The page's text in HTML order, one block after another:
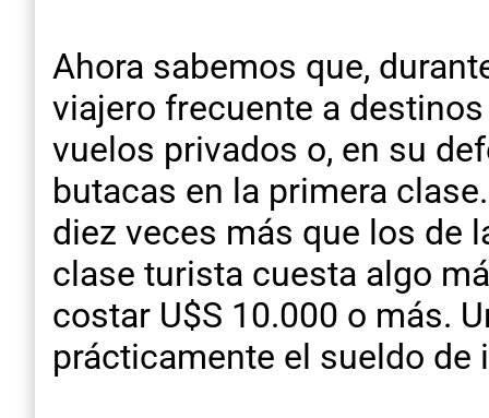
Ahora sabemos que,
viajero frecuente a
vuelos privados o, en su
butacas en la primera
diez veces más que los de
clase turista cuesta algo
costar U$S 10.000 o más.
prácticamente el sueldo de